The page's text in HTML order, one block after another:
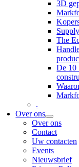
3D
The
De 10
.
Over ons
Over ons
Contact
Uw contacten
Events
Nieuwsbrief